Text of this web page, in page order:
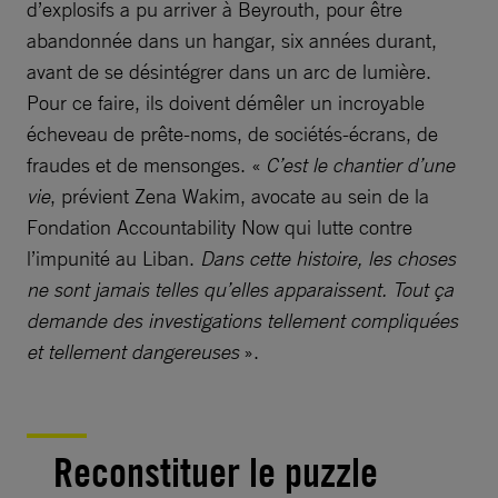
d’explosifs a pu arriver à Beyrouth, pour être
abandonnée dans un hangar, six années durant,
avant de se désintégrer dans un arc de lumière.
Pour ce faire, ils doivent démêler un incroyable
écheveau de prête-noms, de sociétés-écrans, de
fraudes et de mensonges. « C’est le chantier d’une
vie, prévient Zena Wakim, avocate au sein de la
Fondation Accountability Now qui lutte contre
l’impunité au Liban. Dans cette histoire, les choses
ne sont jamais telles qu’elles apparaissent. Tout ça
demande des investigations tellement compliquées
et tellement dangereuses».
Reconstituer le puzzle